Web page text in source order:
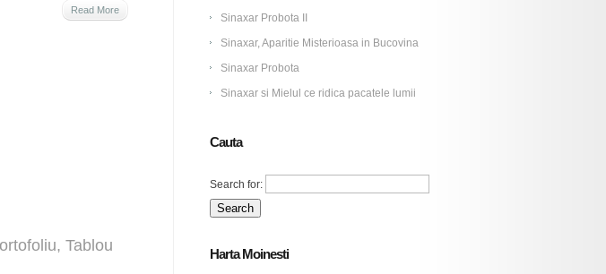
Read More
, Tablou
Sinaxar Probota II
Sinaxar, Aparitie Misterioasa in Bucovina
Sinaxar Probota
Sinaxar si Mielul ce ridica pacatele lumii
Cauta
Search for:
Harta Moinesti